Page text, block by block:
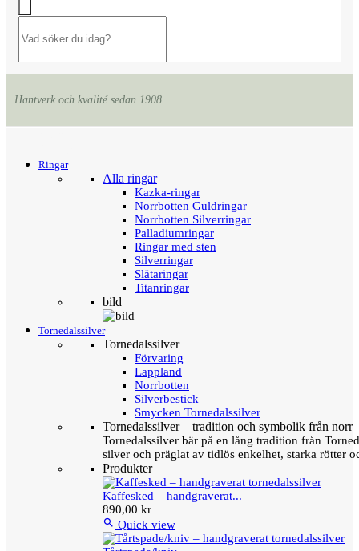
Hantverk och kvalité sedan 1908
Ringar
Alla ringar
Kazka-ringar
Norrbotten Guldringar
Norrbotten Silverringar
Palladiumringar
Ringar med sten
Silverringar
Slätaringar
Titanringar
bild
Tornedalssilver
Tornedalssilver
Förvaring
Lappland
Norrbotten
Silverbestick
Smycken Tornedalssilver
Tornedalssilver – tradition och symbolik från norr
Tornedalssilver bär på en lång tradition från
silver och präglat av tidlös enkelhet, starka rötter
Produkter
Kaffesked – handgraverat...
890,00 kr
 Quick view